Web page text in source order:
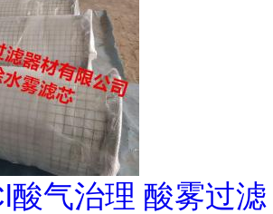
酸气治理 酸雾过滤